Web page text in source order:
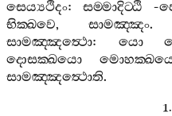
සෙය්‍යථිදං:සම‍්මාදිට‍්ඨි -
භික‍්ඛවෙ, සාමඤ‍්ඤං
සාමඤ‍්ඤත්‍ථො: යො
දොසක‍්ඛයො
සාමඤ‍්ඤත්‍ථොති.